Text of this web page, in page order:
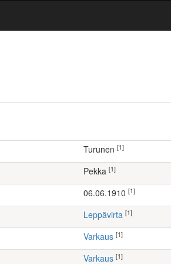
Turunen [1]
Pekka [1]
06.06.1910 [1]
Leppävirta [1]
Varkaus [1]
Varkaus [1]